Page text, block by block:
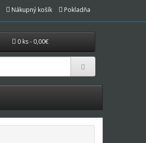
Nákupný košík Pokladňa
0 ks - 0,00€